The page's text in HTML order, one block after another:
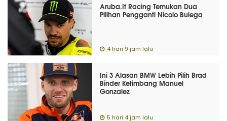
Aruba.It Racing Temukan Dua
Pilihan Pengganti Nicolo Bulega
4 hari 9 jam lalu
Ini 3 Alasan BMW Lebih Pilih Brad
Binder Ketimbang Manuel
Gonzalez
5 hari 4 jam lalu